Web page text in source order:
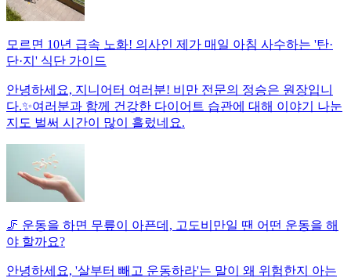
모르면 10년 급속 노화! 의사인 제가 매일 아침 사수하는 '탄·
단·지' 식단 가이드
안녕하세요, 지니어터 여러분! 비만 전문의 정승은 원장입니
다.✨여러분과 함께 건강한 다이어트 습관에 대해 이야기 나눈
지도 벌써 시간이 많이 흘렀네요.
🦵 운동을 하면 무릎이 아픈데, 고도비만일 땐 어떤 운동을 해
야 할까요?
안녕하세요, '살부터 빼고 운동하라'는 말이 왜 위험한지 아는